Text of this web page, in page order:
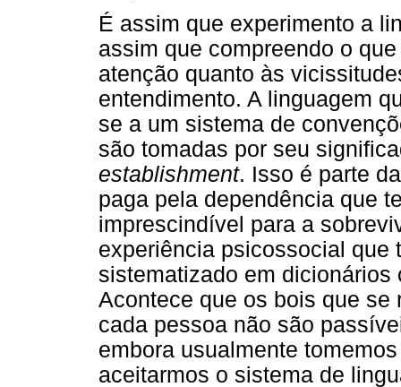
É assim que experimento a
assim que compreendo o
atenção quanto às
entendimento. A linguagem
se a um sistema de
são tomadas por seu
establishment. Isso é parte
paga pela dependência que
imprescindível para a
experiência psicossocial que
sistematizado em
Acontece que os bois que
cada pessoa não são
embora usualmente
aceitarmos o sistema de